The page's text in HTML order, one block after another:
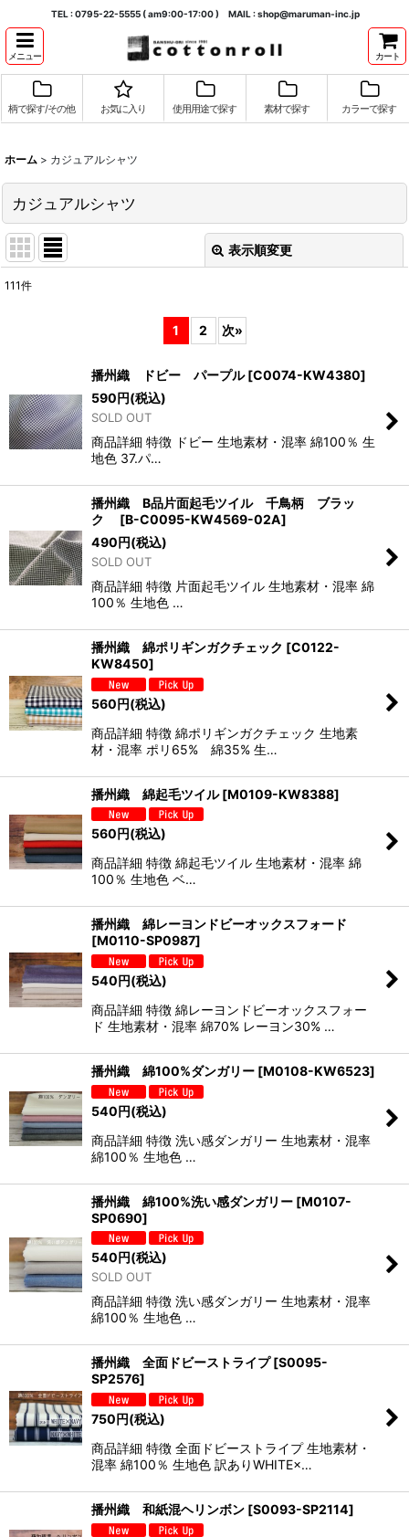
TEL : 0795-22-5555 ( am9:00-17:00 ) MAIL : shop@maruman-inc.jp
メニュー カート
柄で探す/その他 お気に入り 使用用途で探す 素材で探す カラーで探す
ホーム > カジュアルシャツ
カジュアルシャツ
表示順変更
111件
1 2 次»
播州織 ドビー パープル [C0074-KW4380]
590円(税込)
SOLD OUT
商品詳細 特徴 ドビー 生地素材・混率 綿100％ 生
地色 37.パ…
播州織 B品片面起毛ツイル 千鳥柄 ブラッ
ク
[B-C0095-KW4569-02A]
490円(税込)
SOLD OUT
商品詳細 特徴 片面起毛ツイル 生地素材・混率 綿
100％ 生地色 …
播州織 綿ポリギンガクチェック [C0122-
KW8450]
560円(税込)
商品詳細 特徴 綿ポリギンガクチェック 生地素
材・混率 ポリ65% 綿35% 生…
播州織 綿起毛ツイル [M0109-KW8388]
560円(税込)
商品詳細 特徴 綿起毛ツイル 生地素材・混率 綿
100％ 生地色 ベ…
播州織 綿レーヨンドビーオックスフォード
[M0110-SP0987]
540円(税込)
商品詳細 特徴 綿レーヨンドビーオックスフォー
ド 生地素材・混率 綿70% レーヨン30% …
播州織 綿100%ダンガリー [M0108-KW6523]
540円(税込)
商品詳細 特徴 洗い感ダンガリー 生地素材・混率
綿100％ 生地色 …
播州織 綿100%洗い感ダンガリー [M0107-
SP0690]
540円(税込)
SOLD OUT
商品詳細 特徴 洗い感ダンガリー 生地素材・混率
綿100％ 生地色 …
播州織 全面ドビーストライプ [S0095-
SP2576]
750円(税込)
商品詳細 特徴 全面ドビーストライプ 生地素材・
混率 綿100％ 生地色 訳ありWHITE×…
播州織 和紙混ヘリンボン [S0093-SP2114]